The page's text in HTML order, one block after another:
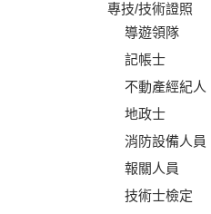
專技/技術證照
導遊領隊
記帳士
不動產經紀人
地政士
消防設備人員
報關人員
技術士檢定